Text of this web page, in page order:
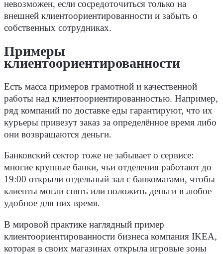
невозможен, если сосредоточиться только на
внешней клиентоориентированности и забыть о
собственных сотрудниках.
Примеры
клиентоориентированности
Есть масса примеров грамотной и качественной
работы над клиентоориентированностью. Например,
ряд компаний по доставке еды гарантируют, что их
курьеры привезут заказ за определённое время либо
они возвращаются деньги.
Банковский сектор тоже не забывает о сервисе:
многие крупные банки, чьи отделения работают до
19:00 открыли отдельный зал с банкоматами, чтобы
клиенты могли снять или положить деньги в любое
удобное для них время.
В мировой практике наглядный пример
клиентоориентированности бизнеса компания IKEA,
которая в своих магазинах открыла игровые зоны